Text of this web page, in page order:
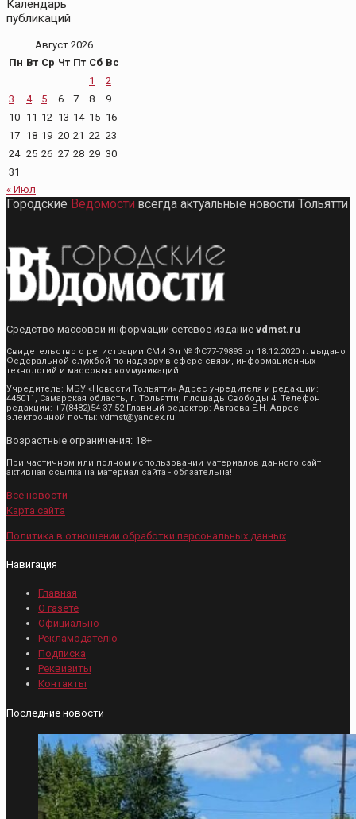
Календарь
публикаций
Август 2026
Пн Вт Ср Чт Пт Сб Вс
1
2
3
4 5 6 7 8
9
10 11 12 13 14 15 16
17 18 19 20 21 22 23
24 25 26 27 28 29 30
31
« Июл
Городские Ведомости всегда актуальные новости Тольятти
Средство массовой информации сетевое издание vdmst.ru
Свидетельство о регистрации СМИ Эл № ФС77-79893 от 18.12.2020 г. выдано
Федеральной службой по надзору в сфере связи, информационных
технологий и массовых коммуникаций.
Учредитель: МБУ «Новости Тольятти» Адрес учредителя и редакции:
445011, Самарская область, г. Тольятти, площадь Свободы 4. Телефон
редакции: +7(8482)54-37-52 Главный редактор: Автаева Е.Н. Адрес
электронной почты: vdmst@yandex.ru
Возрастные ограничения: 18+
При частичном или полном использовании материалов данного сайт
активная ссылка на материал сайта - обязательна!
Все новости
Карта сайта
Политика в отношении обработки персональных данных
Навигация
Главная
О газете
Официально
Рекламодателю
Подписка
Реквизиты
Контакты
Последние новости